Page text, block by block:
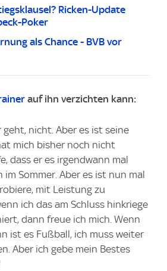
Ricken-Update
Poker
als Chance - BVB vor
auf ihn verzichten kann:
geht, nicht. Aber es ist seine
mich bisher noch nicht
dass er es irgendwann mal
im Sommer. Aber es ist nun mal
mit Leistung zu
ich das am Schluss hinkriege
dann freue ich mich. Wenn
ist es Fußball, ich muss weiter
Aber ich gebe mein Bestes